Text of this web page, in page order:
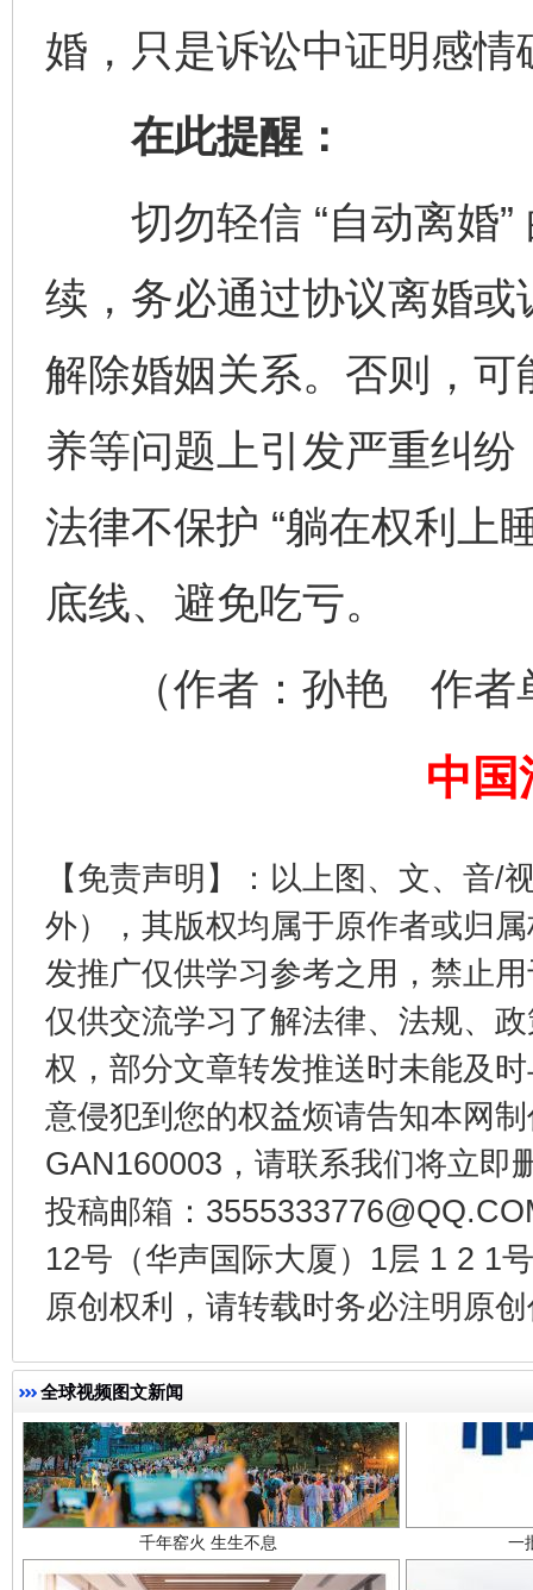
婚，只是诉讼中证明感
在此提醒：
切勿轻信 “自动离婚”
续，务必通过协议离婚
解除婚姻关系。否则，
养等问题上引发严重纠
法律不保护 “躺在权利上
底线、避免吃亏。
（作者：孙艳 作者单
中国
【免责声明】：以上图、文、音/
外），其版权均属于原作者或归
发推广仅供学习参考之用，禁止
仅供交流学习了解法律、法规、
权，部分文章转发推送时未能及
意侵犯到您的权益烦请告知本网
GAN160003，请联系我们将立即
投稿邮箱：
12号（华声国际大厦）1层 1 2 1
原创权利，请转载时务必注明原
全球视频图文新闻
一纸欠
东山县通报“牛蛙产品抗生素超标问题” 法
千年窑火 生生不息